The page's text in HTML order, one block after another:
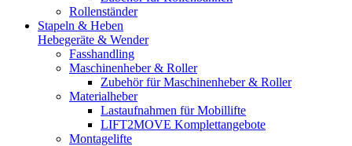
Rollenständer
Stapeln & Heben
Hebegeräte & Wender
Fasshandling
Maschinenheber & Roller
Zubehör für Maschinenheber & Roller
Materialheber
Lastaufnahmen für Mobillifte
LIFT2MOVE Komplettangebote
Montagelifte